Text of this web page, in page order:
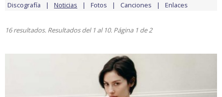
Discografía Noticias Fotos Canciones Enlaces
16 resultados. Resultados del 1 al 10. Página 1 de 2